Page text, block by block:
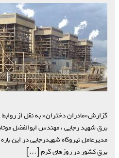
گزارش«مادران دختران« به نقل از
برق شهید رجایی ، مهندس ابوالفضل
مدیرعامل نیروگاه شهیدرجایی در این
برق کشور در روزهای گرم […]